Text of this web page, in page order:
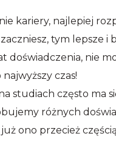
kariery, najlepiej
tym lepsze
doświadczenia, nie
czas!
studiach często ma
różnych
ono przecież